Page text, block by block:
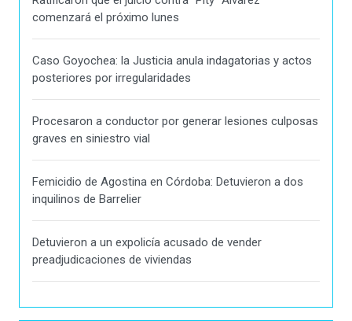
comenzará el próximo lunes
Caso Goyochea: la Justicia anula indagatorias y actos
posteriores por irregularidades
Procesaron a conductor por generar lesiones culposas
graves en siniestro vial
Femicidio de Agostina en Córdoba: Detuvieron a dos
inquilinos de Barrelier
Detuvieron a un expolicía acusado de vender
preadjudicaciones de viviendas